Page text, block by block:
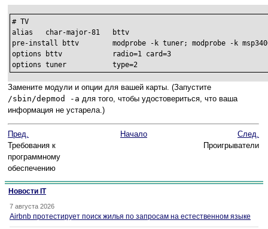
# TV
alias	char-major-81	bttv
pre-install bttv	modprobe -k tuner; modprobe -k msp3400
options	bttv		radio=1 card=3
options tuner		type=2
Замените модули и опции для вашей карты. (Запустите
/sbin/depmod -a для того, чтобы удостовериться, что ваша
информация не устарела.)
Пред. Начало
След.
Требования к
программному
обеспечению
Проигрыватели
Новости IT
7 августа 2026
Airbnb протестирует поиск жилья по запросам на естественном языке